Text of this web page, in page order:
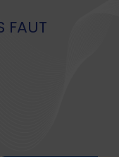
FAUT